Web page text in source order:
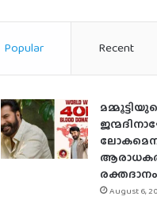
Popular Recent
August 6,